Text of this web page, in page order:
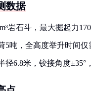
数据
岩石斗，最大掘起力
5吨，全高度举升时间
径6.8米，铰接角度